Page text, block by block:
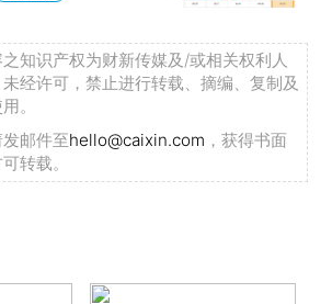
知识产权为财新传媒及/或相关权利人
经许可，禁止进行转载、摘编、复制及
。
邮件至hello@caixin.com ，获得书面
转载。